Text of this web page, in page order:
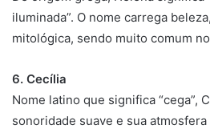
iluminada”. O nome carrega
mitológica, sendo muito comum
6. Cecília
Nome latino que significa “cega”,
sonoridade suave e sua